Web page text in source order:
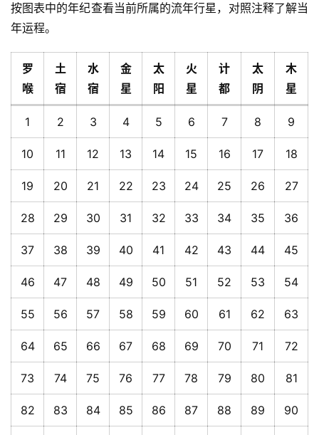
按图表中的年纪查看当前所属的流年行星，对照注释了解当
年运程。
罗
喉
土
宿
水
宿
金
星
太
阳
火
星
计
都
太
阴
木
星
1 2 3 4 5 6 7 8 9
10 11 12 13 14 15 16 17 18
19 20 21 22 23 24 25 26 27
28 29 30 31 32 33 34 35 36
37 38 39 40 41 42 43 44 45
46 47 48 49 50 51 52 53 54
55 56 57 58 59 60 61 62 63
64 65 66 67 68 69 70 71 72
73 74 75 76 77 78 79 80 81
82 83 84 85 86 87 88 89 90